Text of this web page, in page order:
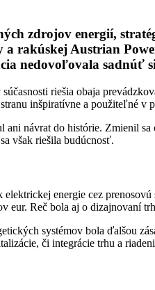
zdrojov energií,
a rakúskej Austrian
nedovoľovala sadnúť
riešia obaja
inšpiratívne a použiteľné v
návrat do histórie. Zmienil
však riešila budúcnosť.
elektrickej energie cez
eur. Reč bola aj o dizajnovaní
systémov bola ďalšou
či integrácie trhu a